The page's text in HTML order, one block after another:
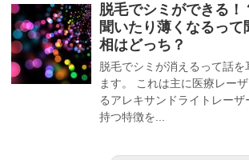
脱毛でシミができる！
聞いたり薄くなるっ
相はどっち？
脱毛でシミが消えるって話を
ます。 これは主に医療レー
るアレキサンドライトレー
持つ特徴を...